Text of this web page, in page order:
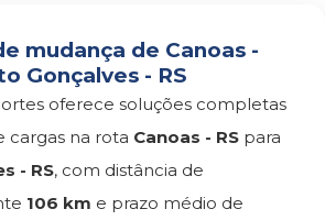
mudança de Canoas -
Gonçalves - RS
oferece soluções completas
cargas na rota Canoas - RS para
- RS, com distância de
106 km e prazo médio de